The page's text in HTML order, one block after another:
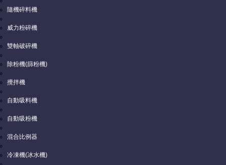
隨機碎料機
威力粉碎機
雙軸破碎機
除粉機(篩粉機)
攪拌機
自動吸料機
自動吸粉機
混合比例器
冷凍機(冰水機)
* 為必填欄位.
*聯絡人名稱
*Email
*電話